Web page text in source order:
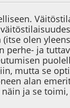
olen
perhe- ja
mutta se
alan
ja se